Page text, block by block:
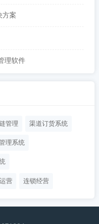
方案
理软件
管理 渠道订货系统
理系统
营 连锁经营